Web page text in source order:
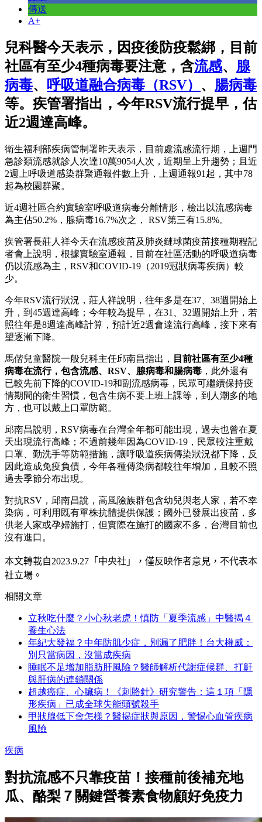
傳送
A+
兒科醫今天表示，因疫後防疫鬆綁，目前
社區有至少4種病毒要注意，含流感、 腺
病毒、 呼吸道融合病毒（RSV） 、 腸病毒
等。疾管署指出，今年RSV流行提早，估
近2週達高峰。
衛生福利部疾病管制署昨天表示，目前處流感流行期，上週門
急診類流感就診人次達10萬9054人次，近期呈上升趨勢；且近
2週上呼吸道感染群聚通報件數上升，上週通報91起，其中78
起為校園群聚。
近4週社區合約實驗室呼吸道病毒分離情形，檢出以流感病毒
為主佔50.2%，腺病毒16.7%次之， RSV第三有15.8%。
疾管署長莊人祥今天在流感疫苗及肺炎鏈球菌疫苗接種期程記
者會上說明，根據實驗室通報，目前在社區活動的呼吸道病毒
仍以流感為主，RSV和COVID-19（2019冠狀病毒疾病）較
少。
今年RSV流行狀況，莊人祥說明，往年多是在37、38週開始上
升，到45週達高峰；今年較為提早，在31、32週開始上升，若
照往年是8週達高峰計算，預計近2週會達流行高峰，接下來有
望逐漸下降。
馬偕兒童醫院一般兒科主任邱南昌指出，
目前社區有至少4種
病毒在流行，包含流感、RSV、腺病毒和腸病毒 ，此外還有
已較先前下降的COVID-19和副流感病毒，民眾可繼續保持疫
情期間的衛生習慣，包含生病不要上班上課等，到人潮多的地
方，也可以戴上口罩防範。
邱南昌說明，RSV病毒在台灣全年都可能出現，過去也曾在夏
天出現流行高峰；不過前幾年因為COVID-19，民眾較注重戴
口罩、勤洗手等防範措施，讓呼吸道疾病傳染狀況都下降，反
因此造成免疫負債，今年各種傳染病都較往年增加，且較不照
過去季節分布出現。
對抗RSV，邱南昌說，高風險族群包含幼兒與老人家，若不幸
染病，可利用既有單株抗體提供保護；國外已發展出疫苗，多
供老人家或孕婦施打，但實際在施打的國家不多，台灣目前也
沒有進口。
本文轉載自2023.9.27 「中央社」
，僅反映作者意見，不代表本
社立場。
相關文章
立秋吃什麼？小心秋老虎！慎防「夏季流感」中醫揭４
養生心法
年紀大發福？中年防肌少症，別漏了肥胖！台大權威：
別只當病因，沒當成疾病
睡眠不足增加脂肪肝風險？醫師解析代謝症候群、打鼾
與肝病的連鎖關係
超越癌症、心臟病！《刺胳針》研究警告：這１項「隱
形疾病」已成全球失能頭號殺手
甲狀腺低下會怎樣？醫揭症狀與原因，警惕心血管疾病
風險
疾病
對抗流感不只靠疫苗！接種前後補充地
瓜、酪梨７關鍵營養素食物顧好免疫力